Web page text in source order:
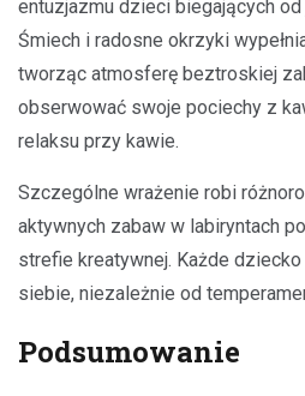
entuzjazmu dzieci biegających
Śmiech i radosne okrzyki
tworząc atmosferę beztroskiej
obserwować swoje pociechy z
relaksu przy kawie.
Szczególne wrażenie robi
aktywnych zabaw w labiryntach
strefie kreatywnej. Każde
siebie, niezależnie od
Podsumowanie